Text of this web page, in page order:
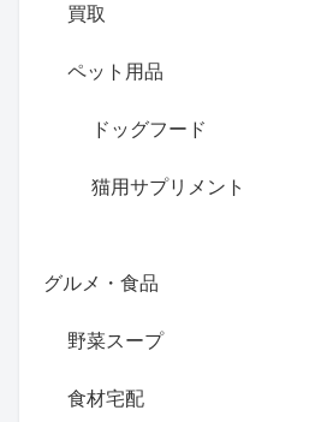
買取
ペット用品
ドッグフード
猫用サプリメント
グルメ・食品
野菜スープ
食材宅配